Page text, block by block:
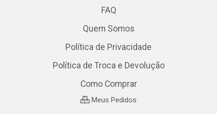
FAQ
Quem Somos
Política de Privacidade
Política de Troca e Devolução
Como Comprar
Meus Pedidos